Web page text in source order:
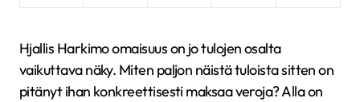
Hjallis Harkimo omaisuus on jo tulojen osalta
vaikuttava näky. Miten paljon näistä tuloista sitten on
pitänyt ihan konkreettisesti maksaa veroja? Alla on